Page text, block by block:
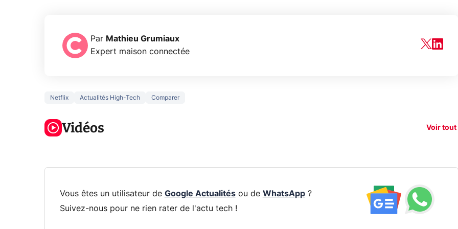
Par Mathieu Grumiaux
Expert maison connectée
Netflix Actualités High-Tech Comparer
Vidéos Voir tout
Voici L'AOC
CQ32G4ZA !
5 générations
Vous êtes un utilisateur de Google Actualitésou de WhatsApp?
Suivez-nous pour ne rien rater de l'actu tech !